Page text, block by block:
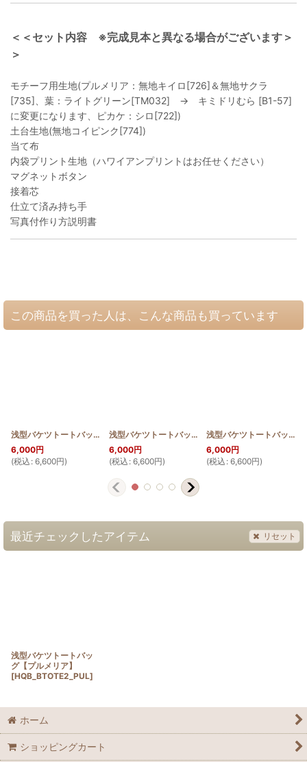
＜＜セット内容 ※完成見本と異なる場合がございます＞
＞
モチーフ用生地(プルメリア：無地キイロ[726]＆無地サクラ
[735]、葉：ライトグリーン[TM032] → キミドリむら [B1-57]
に変更になります、ピカケ：シロ[722])
土台生地(無地コイピンク[774])
当て布
内袋プリント生地（ハワイアンプリントはお任せください）
マグネットボタン
接着芯
仕立て済み持ち手
写真付作り方説明書
この商品を買った人は、こんな商品も買っています
浅型バケツトートバッグ【パイナップル】 [HQB_BTOTE2_PINE ]
6,000円
(税込 : 6,600円)
浅型バケツトートバッグ【グンバイヒルガオ】 [
6,000円
(税込 : 6,600円)
浅型バケツトートバッグ マンタ
6,000円
(税込 : 6,600円)
最近チェックしたアイテム リセット
浅型バケツトートバッ
グ【プルメリア】
[HQB_BTOTE2_PUL]
ホーム
ショッピングカート